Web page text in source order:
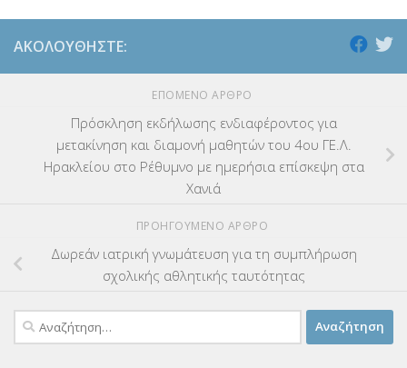
ΑΚΟΛΟΥΘΉΣΤΕ:
ΕΠΌΜΕΝΟ ΆΡΘΡΟ
Πρόσκληση εκδήλωσης ενδιαφέροντος για
μετακίνηση και διαμονή μαθητών του 4ου ΓΕ.Λ.
Ηρακλείου στο Ρέθυμνο με ημερήσια επίσκεψη στα
Χανιά
ΠΡΟΗΓΟΎΜΕΝΟ ΆΡΘΡΟ
Δωρεάν ιατρική γνωμάτευση για τη συμπλήρωση
σχολικής αθλητικής ταυτότητας
Αναζήτηση
για: